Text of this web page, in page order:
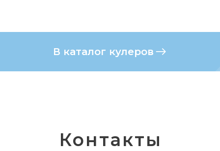
В каталог кулеров
Контакты
Московская обл., г.Королёв,